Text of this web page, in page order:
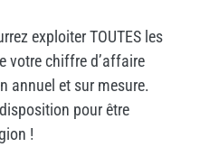
exploiter TOUTES les
votre chiffre d’affaire
annuel et sur mesure.
pour être
!